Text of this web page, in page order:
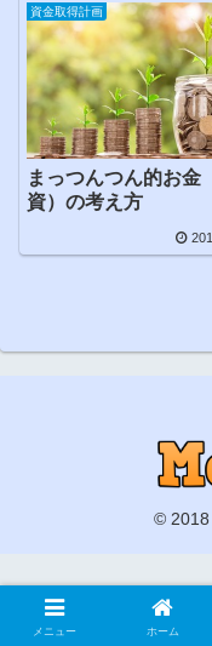
資金取得計画
まっつんつん的お金
資）の考え方
© 2018
メニュー ホーム